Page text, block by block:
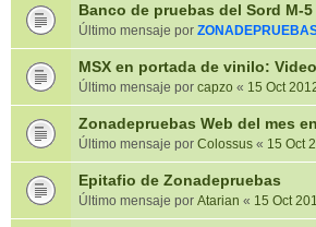
Banco de pruebas del Sord M-5
Último mensaje por
MSX en portada de vinilo:
Último mensaje por capzo « 15 Oct
Zonadepruebas Web del mes
Último mensaje por Colossus « 15 Oct
Epitafio de Zonadepruebas
Último mensaje por Atarian « 15 Oct